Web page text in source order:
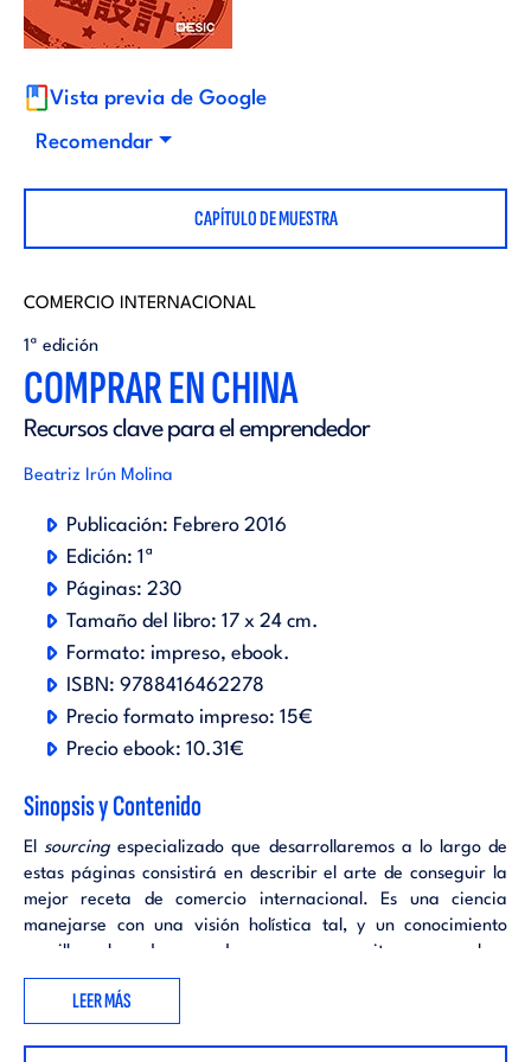
d
t
o
r
i
a
a
Vista previa de Google
Recomendar
CAPÍTULO DE MUESTRA
COMERCIO INTERNACIONAL
1ª edición
COMPRAR EN CHINA
Recursos clave para el emprendedor
Beatriz Irún Molina
Publicación: Febrero 2016
Edición: 1ª
Páginas: 230
Tamaño del libro: 17 x 24 cm.
Formato: impreso ebook.
ISBN: 9788416462278
Precio formato impreso: 15€
Precio ebook: 10.31€
Sinopsis y Contenido
Elsourcing especializado que desarrollaremos a lo largo de
estas páginas consistirá en describir el arte de conseguir la
mejor receta de comercio internacional. Es una ciencia
manejarse con una visión holística tal, y un conocimiento
sencillo y claro de mercados, que nos capacite para resolver
la mejor ecuación de compras para nuestra empresa. Como
todo arte también hará falta una parte de técnica. Aprender
LEER MÁS